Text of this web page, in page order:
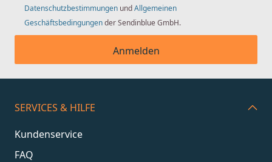
Datenschutzbestimmungen undAllgemeinen
Geschäftsbedingungender Sendinblue GmbH.
Anmelden
SERVICES & HILFE
Kundenservice
FAQ